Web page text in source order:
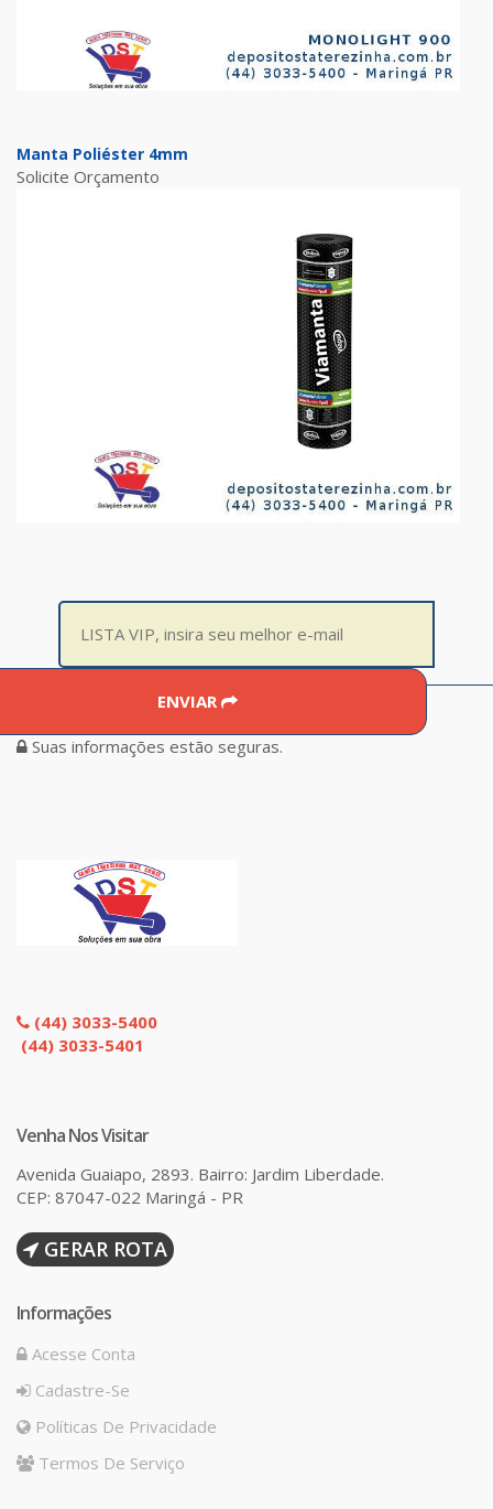
Manta Poliéster 4mm
Solicite Orçamento
ENVIAR
Suas informações estão seguras.
(44) 3033-5400
(44) 3033-5401
Venha Nos Visitar
Avenida Guaiapo, 2893. Bairro: Jardim Liberdade.
CEP: 87047-022 Maringá - PR
GERAR ROTA
Informações
Acesse Conta
Cadastre-Se
Políticas De Privacidade
Termos De Serviço